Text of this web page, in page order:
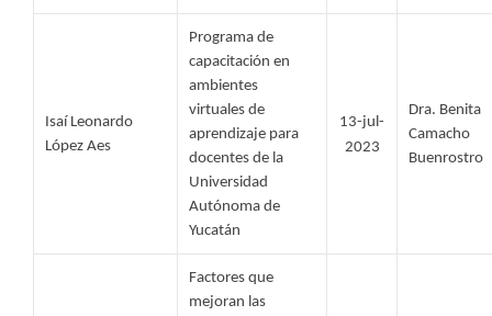
Isaí Leonardo
López Aes
Programa de
capacitación en
ambientes
virtuales de
aprendizaje para
docentes de la
Universidad
Autónoma de
Yucatán
13-jul-
2023
Dra. Benita
Camacho
Buenrostro
Factores que
mejoran las